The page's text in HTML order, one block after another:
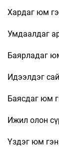
Хардаг юм
Умдаалдаг
Баярладаг
Идээлдэг
Баясдаг юм
Ижил олон
Yздэг юм